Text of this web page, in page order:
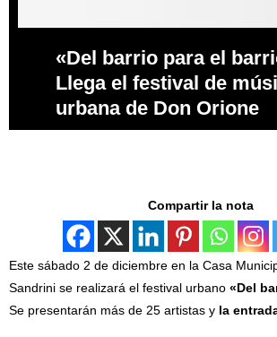
«Del barrio para el
Llega el festival de
urbana de Don Orione
Compartir la nota
Este sábado 2 de diciembre en la Casa
Sandrini se realizará el festival urbano «Del
Se presentarán más de 25 artistas y la